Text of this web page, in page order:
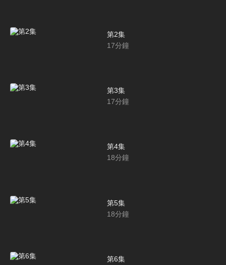
第2集
17分鐘
第3集
17分鐘
第4集
18分鐘
第5集
18分鐘
第6集